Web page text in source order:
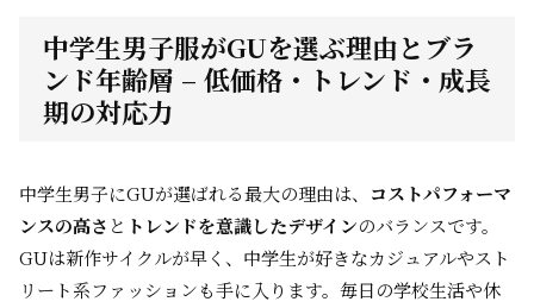
中学生男子服がGUを選ぶ理由とブラ
ンド年齢層 – 低価格・トレンド・成長
期の対応力
中学生男子にGUが選ばれる最大の理由は、 コストパフォーマ
ンスの高さ と トレンドを意識したデザインのバランスです。
GUは新作サイクルが早く、中学生が好きなカジュアルやスト
リート系ファッションも手に入ります。毎日の学校生活や休